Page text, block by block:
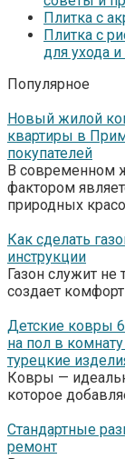
Плитка с
Плитка с
для ухода
Популярное
Новый жилой
квартиры в
покупателей
В современном
фактором
природных
Как сделать
инструкции
Газон служит
создает
Детские ковры
на пол в
турецкие
Ковры —
которое
Стандартные
ремонт